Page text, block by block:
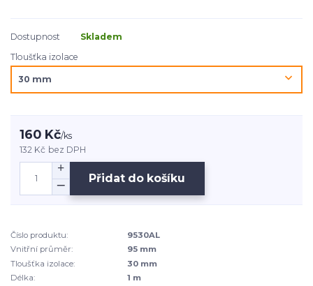
Dostupnost
Skladem
Tloušťka izolace
160 Kč/ks
132 Kč bez DPH
Přidat do košíku
Číslo produktu:
9530AL
Vnitřní průměr:
95 mm
Tloušťka izolace:
30 mm
Délka:
1 m